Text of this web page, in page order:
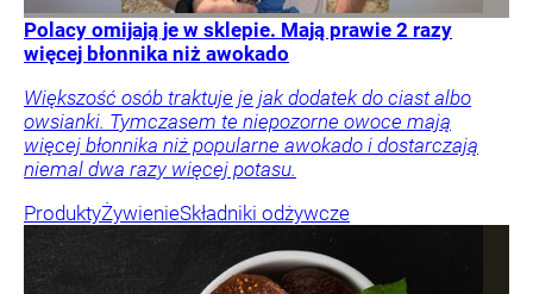
Polacy omijają je w sklepie. Mają prawie 2 razy
więcej błonnika niż awokado
Większość osób traktuje je jak dodatek do ciast albo
owsianki. Tymczasem te niepozorne owoce mają
więcej błonnika niż popularne awokado i dostarczają
niemal dwa razy więcej potasu.
ProduktyŻywienieSkładniki odżywcze